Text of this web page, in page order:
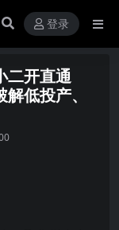
登录
二开直通
低投产、